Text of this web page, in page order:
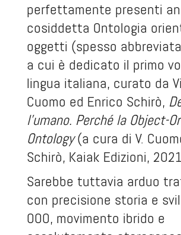
perfettamente presenti
cosiddetta Ontologia
oggetti (spesso abbreviata
a cui è dedicato il primo
lingua italiana, curato da
Cuomo ed Enrico Schirò,
l’umano. Perché la Object-
Ontology(a cura di V.
Schirò, Kaiak Edizioni,
Sarebbe tuttavia arduo
con precisione storia e
OOO, movimento ibrido e